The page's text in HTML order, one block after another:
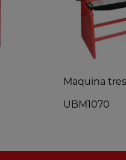
Maquina
UBM1070